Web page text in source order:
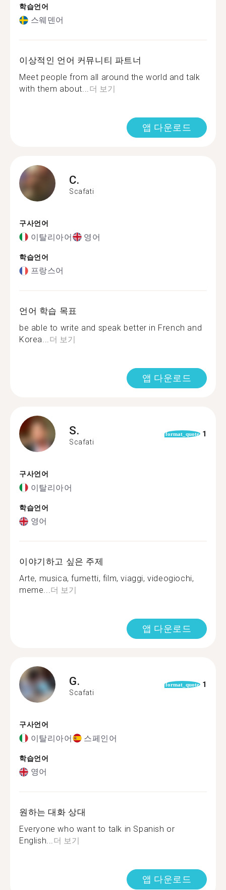
학습언어
스웨덴어
이상적인 언어 커뮤니티 파트너
Meet people from all around the world and talk
with them about...더 보기
앱 다운로드
C.
Scafati
구사언어
이탈리아어 영어
학습언어
프랑스어
언어 학습 목표
be able to write and speak better in French and
Korea...더 보기
앱 다운로드
S.
Scafati
format_quote 1
구사언어
이탈리아어
학습언어
영어
이야기하고 싶은 주제
Arte, musica, fumetti, film, viaggi, videogiochi,
meme...더 보기
앱 다운로드
G.
Scafati
format_quote 1
구사언어
이탈리아어 스페인어
학습언어
영어
원하는 대화 상대
Everyone who want to talk in Spanish or
English...더 보기
앱 다운로드